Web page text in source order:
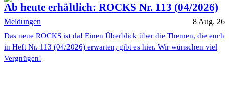
Ab heute erhältlich: ROCKS Nr. 113 (04/2026)
Meldungen 8 Aug. 26
Das neue ROCKS ist da! Einen Überblick über die Themen, die euch
in Heft Nr. 113 (04/2026) erwarten, gibt es hier. Wir wünschen viel
Vergnügen!